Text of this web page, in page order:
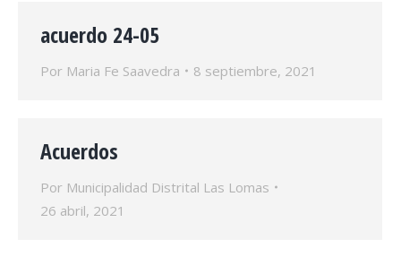
acuerdo 24-05
Por Maria Fe Saavedra 8 septiembre, 2021
Acuerdos
Por Municipalidad Distrital Las Lomas
26 abril, 2021